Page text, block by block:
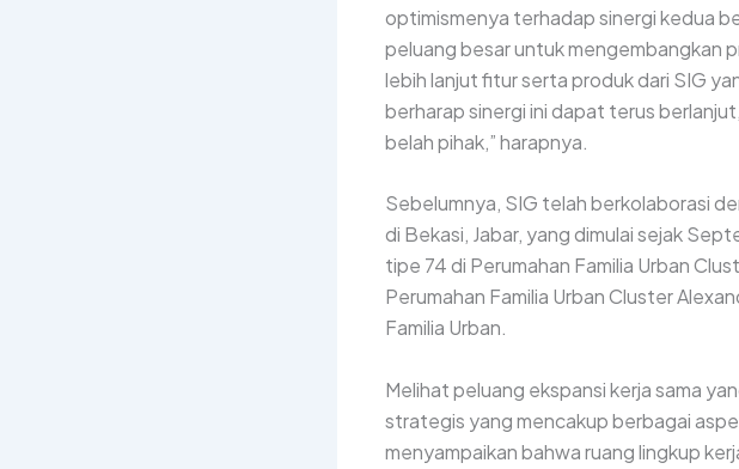
optimismenya terhadap sinergi kedua
peluang besar untuk mengembangkan
lebih lanjut fitur serta produk dari SIG
berharap sinergi ini dapat terus
belah pihak,” harapnya.
Sebelumnya, SIG telah berkolaborasi
di Bekasi, Jabar, yang dimulai sejak
tipe 74 di Perumahan Familia Urban
Perumahan Familia Urban Cluster
Familia Urban.
Melihat peluang ekspansi kerja sama
strategis yang mencakup berbagai
menyampaikan bahwa ruang lingkup